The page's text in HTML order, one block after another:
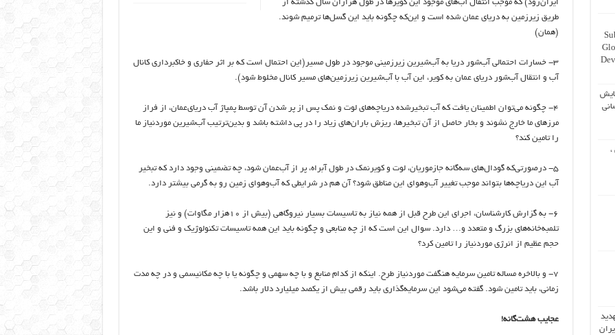
ایران‌رود) که موجب انتقال آب‌های موجود این کویرها در طول هزاران سال گذشته از
طریق زیرزمین به دریای عمان شده است و این‌که چگونه باید این گسل‌ها ترمیم شوند.
(همان)
٣- خسارات احتمالی آب‌شور دریا به آب‌شیرین زیرزمینی موجود در طول مسیر(این احتمال است که بر اثر حفاری‌ و خاکبرداری‌ کانال
آب و انتقال آب‌شور دریای عمان به کویر، این آب با آب‌شیرین زیرزمین‌های مسیر کانال مخلوط شود).
٤- چگونه می‌توان اطمینان یافت که آب تبخیرشده دریاچه‌های لوت و نمک پس از پر شدن آن توسط پمپاژ آب دریای‌عمان، از فراز
مرزهای ما خارج نشوند و بخار حاصل از آن تبخیرها، ریزش باران‌های زیاد را در پی داشته باشد و بدین‌ترتیب آب‌شیرین موردنیاز ما
را تامین کند؟
٥- درصورتی‌که گودال‌های سه‌گانه جازموریان، لوت و کویرنمک در طول آبراه،‌ پر از آب‌عمان شود،‌ چه تضمینی وجود دارد که تبخیر
آب این دریاچه‌ها بتواند موجب تغییر آب‌وهوای این مناطق شود؟ آن هم در شرایطی که آب‌وهوای زمین رو به گرمی بیشتر دارد.
٦- به گزارش کارشناسان، اجرای این طرح قبل از همه نیاز به تاسیسات بسیار نیروگاهی (بیش از ١٠هزار مگاوات) و نیز
تلمبه‌خانه‌های بزرگ و متعدد و… دارد. سوال این است که از چه منابعی و چگونه باید این همه تاسیسات تکنولوژیک و فنی و این
حجم عظیم از انرژی موردنیاز را تامین کرد؟
٧- و بالاخره مساله تامین سرمایه هنگفت موردنیاز طرح. اینکه از کدام منابع و با چه سهمی و چگونه یا با چه مکانیسمی و در چه مدت
زمانی، باید تامین شود. گفته می‌شود این سرمایه‌گذاری باید رقمی بیش از یکصد میلیارد دلار باشد.
عجایب هشت‌گانه!